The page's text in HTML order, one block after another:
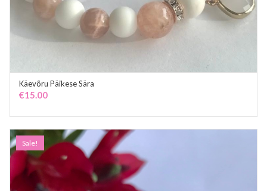
Käevõru Päikese Sära
€15.00
Sale!